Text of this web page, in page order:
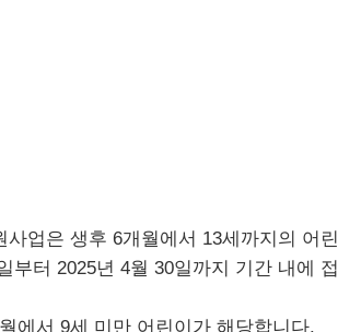
업은 생후 6개월에서 13세까지의 어린
부터 2025년 4월 30일까지 기간 내에 접
에서 9세 미만 어린이가 해당합니다.